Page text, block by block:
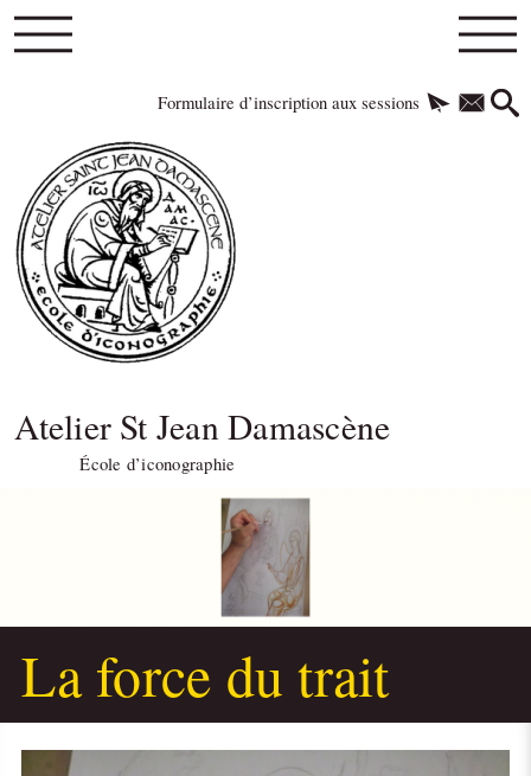
Formulaire d’inscription aux sessions
Atelier St Jean Damascène
École d’iconographie
La force du trait